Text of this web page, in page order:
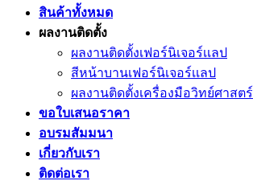
สินค้าทั้งหมด
ผลงานติดตั้ง
ผลงานติดตั้งเฟอร์นิเจอร์เเลป
สีหน้าบานเฟอร์นิเจอร์เเลป
ผลงานติดตั้งเครื่องมือวิทย์ศาสตร์
ขอใบเสนอราคา
อบรมสัมมนา
เกี่ยวกับเรา
ติดต่อเรา